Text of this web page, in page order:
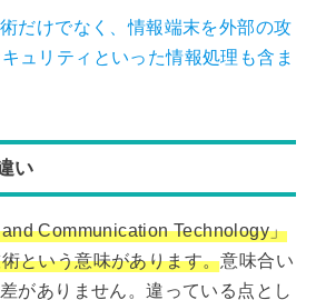
だけでなく、情報端末を外部の攻
ュリティといった情報処理も含ま
い
Communication Technology」
という意味があります。意味合い
がありません。違っている点とし